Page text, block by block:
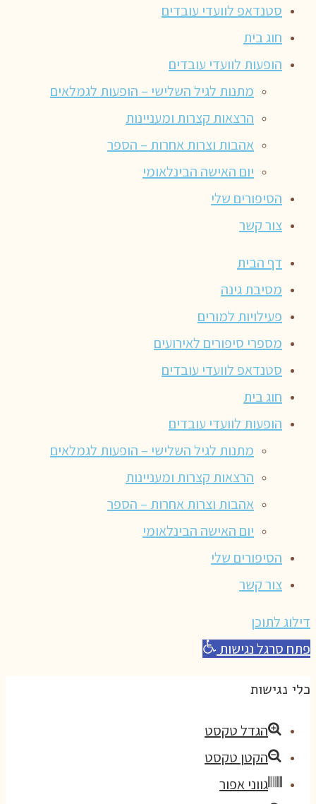
סטנדאפ לוועדי עובדים
חוג בית
הופעות לוועדי עובדים
מתנות לגיל השלישי – הופעות לגמלאים
הרצאות קצרות ומעניינות
אהבות וצרות אחרות – הספר
יום האישה הבינלאומי
הסיפורים שלי
צור קשר
דף הבית
מסיבת גינה
פעילויות למורים
מספרי סיפורים לאירועים
סטנדאפ לוועדי עובדים
חוג בית
הופעות לוועדי עובדים
מתנות לגיל השלישי – הופעות לגמלאים
הרצאות קצרות ומעניינות
אהבות וצרות אחרות – הספר
יום האישה הבינלאומי
הסיפורים שלי
צור קשר
דילוג לתוכן
פתח סרגל נגישות
כלי נגישות
הגדל טקסט
הקטן טקסט
גווני אפור